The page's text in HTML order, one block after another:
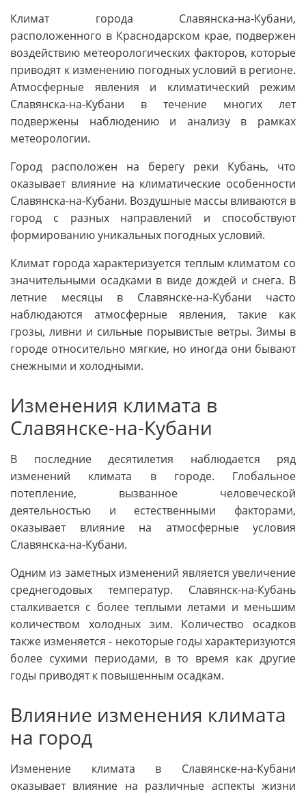
Климат города Славянска-на-Кубани,
расположенного в Краснодарском крае, подвержен
воздействию метеорологических факторов, которые
приводят к изменению погодных условий в регионе.
Атмосферные явления и климатический режим
Славянска-на-Кубани в течение многих лет
подвержены наблюдению и анализу в рамках
метеорологии.
Город расположен на берегу реки Кубань, что
оказывает влияние на климатические особенности
Славянска-на-Кубани. Воздушные массы вливаются в
город с разных направлений и способствуют
формированию уникальных погодных условий.
Климат города характеризуется теплым климатом со
значительными осадками в виде дождей и снега. В
летние месяцы в Славянске-на-Кубани часто
наблюдаются атмосферные явления, такие как
грозы, ливни и сильные порывистые ветры. Зимы в
городе относительно мягкие, но иногда они бывают
снежными и холодными.
Изменения климата в
Славянске-на-Кубани
В последние десятилетия наблюдается ряд
изменений климата в городе. Глобальное
потепление, вызванное человеческой
деятельностью и естественными факторами,
оказывает влияние на атмосферные условия
Славянска-на-Кубани.
Одним из заметных изменений является увеличение
среднегодовых температур. Славянск-на-Кубань
сталкивается с более теплыми летами и меньшим
количеством холодных зим. Количество осадков
также изменяется - некоторые годы характеризуются
более сухими периодами, в то время как другие
годы приводят к повышенным осадкам.
Влияние изменения климата
на город
Изменение климата в Славянске-на-Кубани
оказывает влияние на различные аспекты жизни